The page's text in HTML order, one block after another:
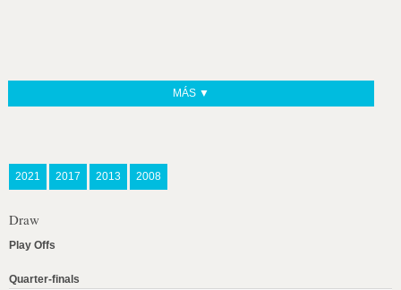
MÁS ▼
2021 2017 2013 2008
Draw
Play Offs
Quarter-finals